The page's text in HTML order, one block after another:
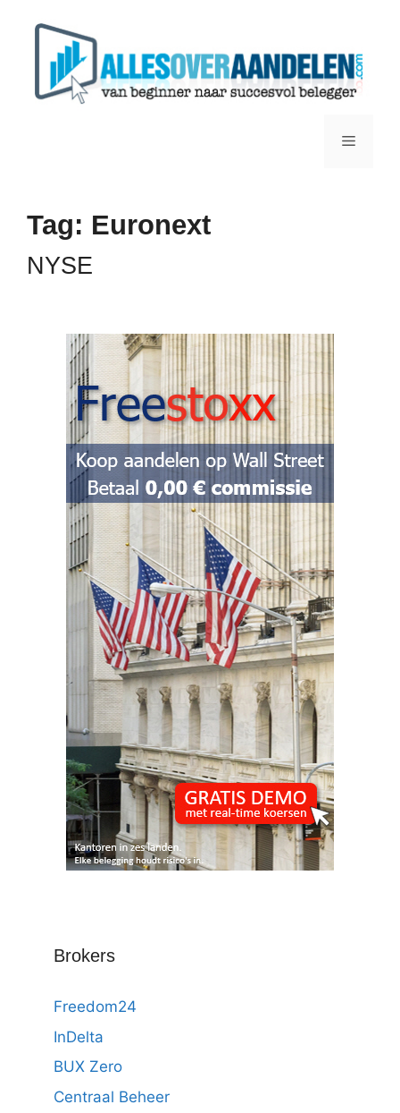
Menu
Tag: Euronext
NYSE
Brokers
Freedom24
InDelta
BUX Zero
Centraal Beheer